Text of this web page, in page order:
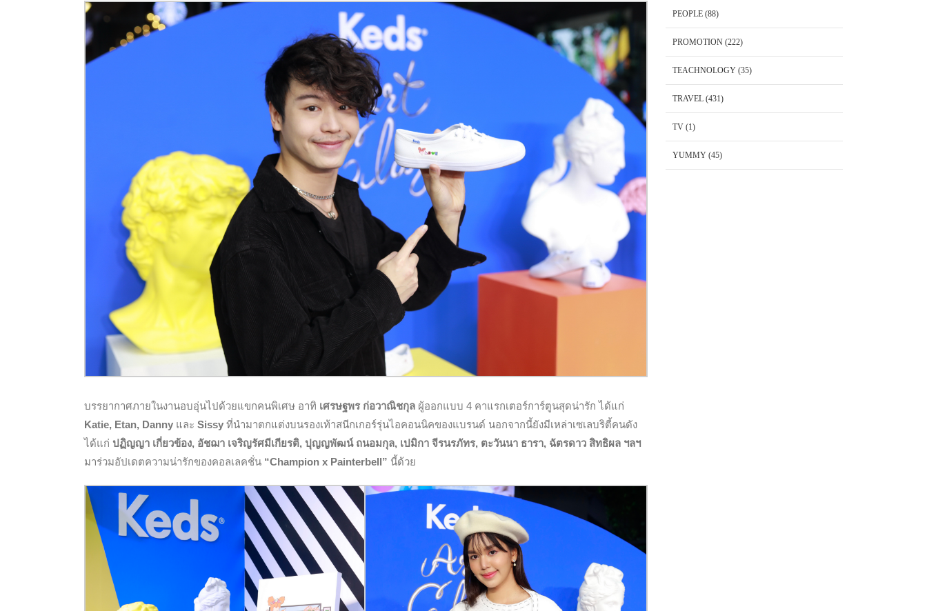
บรรยากาศภายในงานอบอุ่นไปด้วยแขกคนพิเศษ อาทิ เศรษฐพร ก่อวาณิชกุล ผู้ออกแบบ 4 คาแรกเตอร์การ์ตูนสุดน่ารัก ได้แก่
Katie, Etan, Danny และ Sissy ที่นำมาตกแต่งบนรองเท้าสนีกเกอร์รุ่นไอคอนนิคของแบรนด์ นอกจากนี้ยังมีเหล่าเซเลบริตี้คนดัง
ได้แก่ ปฏิญญา เกี่ยวข้อง, อัชฌา เจริญรัศมีเกียรติ, ปุญญพัฒน์ ถนอมกุล, เปมิกา จีรนรภัทร, ตะวันนา ธารา, ฉัตรดาว สิทธิผล ฯลฯ
มาร่วมอัปเดตความน่ารักของคอลเลคชั่น “Champion x Painterbell” นี้ด้วย
PEOPLE(88)
PROMOTION(222)
TEACHNOLOGY(35)
TRAVEL(431)
TV(1)
YUMMY(45)